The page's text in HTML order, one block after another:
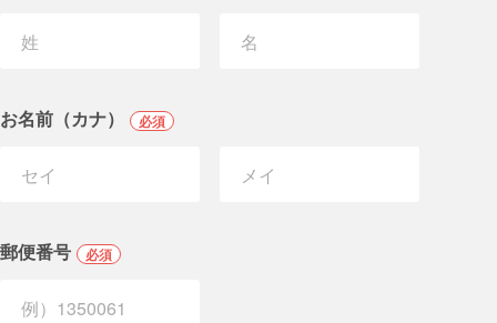
お名前（カナ） 必須
郵便番号 必須